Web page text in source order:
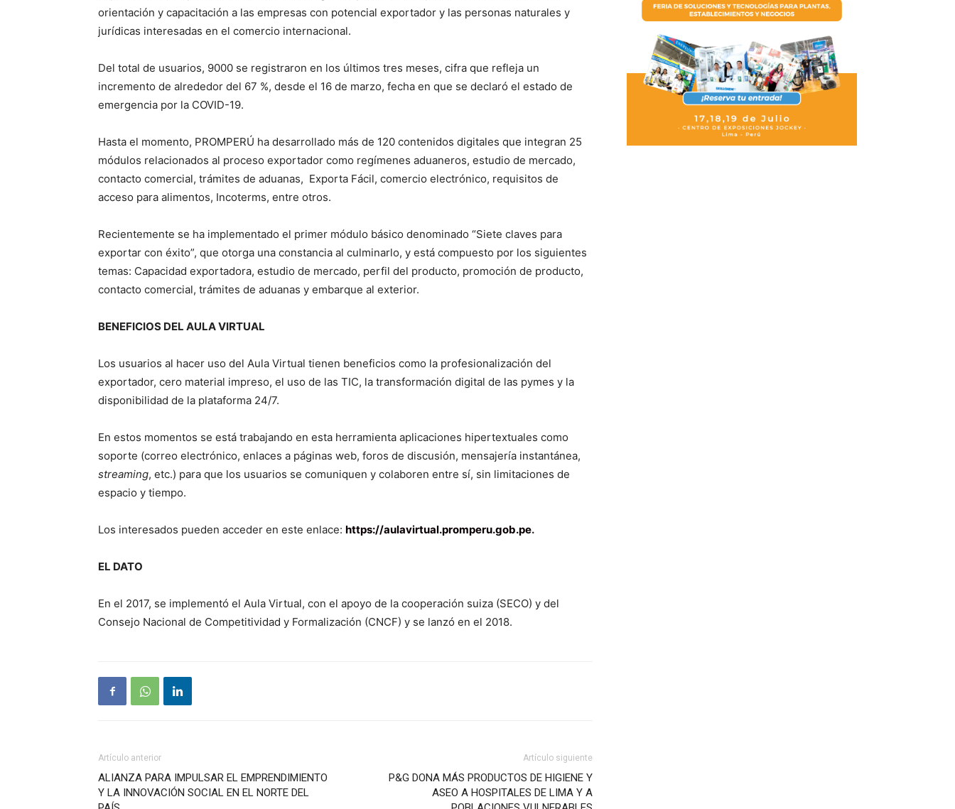
orientación y capacitación a las empresas con potencial exportador y las personas naturales y
jurídicas interesadas en el comercio internacional.
Del total de usuarios, 9000 se registraron en los últimos tres meses, cifra que refleja un
incremento de alrededor del 67 %, desde el 16 de marzo, fecha en que se declaró el estado de
emergencia por la COVID-19.
Hasta el momento, PROMPERÚ ha desarrollado más de 120 contenidos digitales que integran 25
módulos relacionados al proceso exportador como regímenes aduaneros, estudio de mercado,
contacto comercial, trámites de aduanas, Exporta Fácil, comercio electrónico, requisitos de
acceso para alimentos, Incoterms, entre otros.
Recientemente se ha implementado el primer módulo básico denominado “Siete claves para
exportar con éxito”, que otorga una constancia al culminarlo, y está compuesto por los siguientes
temas: Capacidad exportadora, estudio de mercado, perfil del producto, promoción de producto,
contacto comercial, trámites de aduanas y embarque al exterior.
BENEFICIOS DEL AULA VIRTUAL
Los usuarios al hacer uso del Aula Virtual tienen beneficios como la profesionalización del
exportador, cero material impreso, el uso de las TIC, la transformación digital de las pymes y la
disponibilidad de la plataforma 24/7.
En estos momentos se está trabajando en esta herramienta aplicaciones hipertextuales como
soporte (correo electrónico, enlaces a páginas web, foros de discusión, mensajería instantánea,
streaming, etc.) para que los usuarios se comuniquen y colaboren entre sí, sin limitaciones de
espacio y tiempo.
Los interesados pueden acceder en este enlace: https://aulavirtual.promperu.gob.pe.
EL DATO
En el 2017, se implementó el Aula Virtual, con el apoyo de la cooperación suiza (SECO) y del
Consejo Nacional de Competitividad y Formalización (CNCF) y se lanzó en el 2018.
Artículo anterior
ALIANZA PARA IMPULSAR EL EMPRENDIMIENTO
Y LA INNOVACIÓN SOCIAL EN EL NORTE DEL
Artículo siguiente
P&G DONA MÁS PRODUCTOS DE HIGIENE Y
ASEO A HOSPITALES DE LIMA Y A